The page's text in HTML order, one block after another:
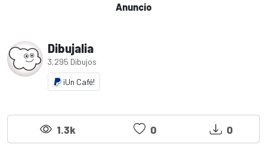
Anuncio
Dibujalia
3,295 Dibujos
¡Un Café!
1.3k 0 0